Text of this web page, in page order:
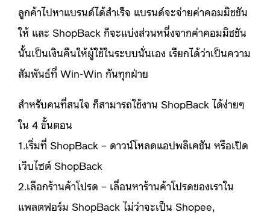
ลูกค้าไปหาแบรนด์ได้สำเร็จ แบรนด์จะจ่ายค่าคอมมิชชัน
ให้ และ ShopBack ก็จะแบ่งส่วนหนึ่งจากค่าคอมมิชชัน
นั้นเป็นเงินคืนให้ผู้ใช้ในระบบนั่นเอง เรียกได้ว่าเป็นความ
สัมพันธ์ที่ Win-Win กันทุกฝ่าย
สำหรับคนที่สนใจ ก็สามารถใช้งาน ShopBack ได้ง่ายๆ
ใน 4 ขั้นตอน
1.เริ่มที่ ShopBack – ดาวน์โหลดแอปพลิเคชัน หรือเปิด
เว็บไซต์ ShopBack
2.เลือกร้านค้าโปรด – เลื่อนหาร้านค้าโปรดของเราใน
แพลตฟอร์ม ShopBack ไม่ว่าจะเป็น Shopee,